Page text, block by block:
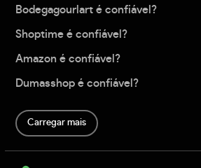
Bodegagourlart é confiável?
Shoptime é confiável?
Amazon é confiável?
Dumasshop é confiável?
Carregar mais